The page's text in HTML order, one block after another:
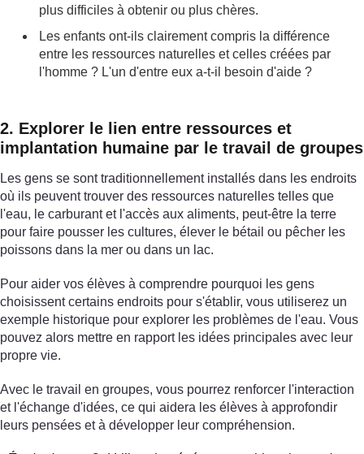
plus difficiles à obtenir ou plus chères.
Les enfants ont-ils clairement compris la différence
entre les ressources naturelles et celles créées par
l'homme ? L'un d'entre eux a-t-il besoin d'aide ?
2. Explorer le lien entre ressources et
implantation humaine par le travail de groupes
Les gens se sont traditionnellement installés dans les endroits
où ils peuvent trouver des ressources naturelles telles que
l'eau, le carburant et l'accès aux aliments, peut-être la terre
pour faire pousser les cultures, élever le bétail ou pêcher les
poissons dans la mer ou dans un lac.
Pour aider vos élèves à comprendre pourquoi les gens
choisissent certains endroits pour s'établir, vous utiliserez un
exemple historique pour explorer les problèmes de l'eau. Vous
pouvez alors mettre en rapport les idées principales avec leur
propre vie.
Avec le travail en groupes, vous pourrez renforcer l'interaction
et l'échange d'idées, ce qui aidera les élèves à approfondir
leurs pensées et à développer leur compréhension.